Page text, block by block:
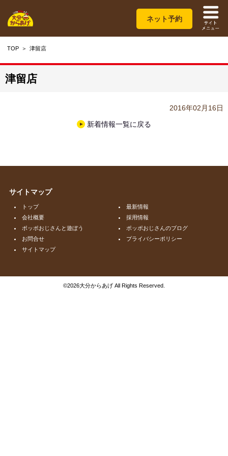
ネット予約
TOP 津留店
津留店
2016年02月16日
新着情報一覧に戻る
サイトマップ
トップ
最新情報
会社概要
採用情報
ポッポおじさんと遊ぼう
ポッポおじさんのブログ
お問合せ
プライバシーポリシー
サイトマップ
©2026大分からあげ All Rights Reserved.